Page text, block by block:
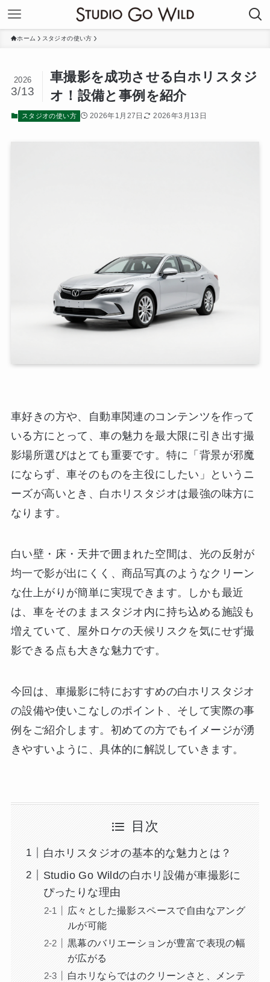
ホーム スタジオの使い方
車撮影を成功させる白ホリスタジ
オ！設備と事例を紹介
2026
3/13
スタジオの使い方 2026年1月27日 2026年3月13日
車好きの方や、自動車関連のコンテンツを作って
いる方にとって、車の魅力を最大限に引き出す撮
影場所選びはとても重要です。特に「背景が邪魔
にならず、車そのものを主役にしたい」というニ
ーズが高いとき、白ホリスタジオは最強の味方に
なります。
白い壁・床・天井で囲まれた空間は、光の反射が
均一で影が出にくく、商品写真のようなクリーン
な仕上がりが簡単に実現できます。しかも最近
は、車をそのままスタジオ内に持ち込める施設も
増えていて、屋外ロケの天候リスクを気にせず撮
影できる点も大きな魅力です。
今回は、車撮影に特におすすめの白ホリスタジオ
の設備や使いこなしのポイント、そして実際の事
例をご紹介します。初めての方でもイメージが湧
きやすいように、具体的に解説していきます。
目次
白ホリスタジオの基本的な魅力とは？
Studio Go Wildの白ホリ設備が車撮影に
ぴったりな理由
広々とした撮影スペースで自由なアング
ルが可能
黒幕のバリエーションが豊富で表現の幅
が広がる
白ホリならではのクリーンさと、メンテ